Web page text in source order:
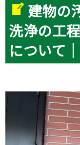
建物の
洗浄の工
について